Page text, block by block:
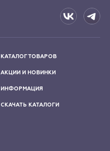
КАТАЛОГ ТОВАРОВ
АКЦИИ И НОВИНКИ
ИНФОРМАЦИЯ
СКАЧАТЬ КАТАЛОГИ